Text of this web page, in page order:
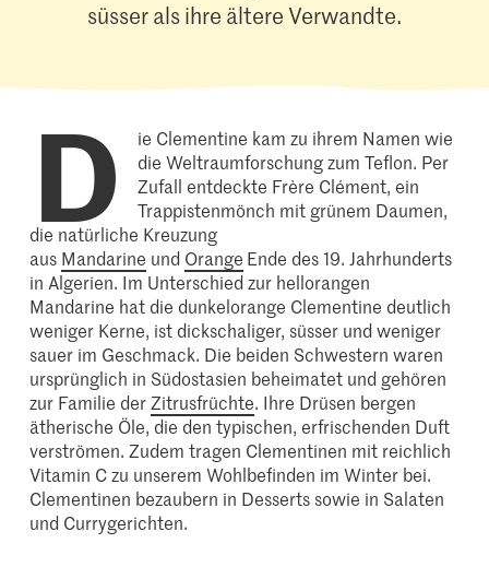
süsser als ihre ältere Verwandte.
D
ie Clementine kam zu ihrem Namen wie
die Weltraumforschung zum Teflon. Per
Zufall entdeckte Frère Clément, ein
Trappistenmönch mit grünem Daumen,
die natürliche Kreuzung
aus Mandarine und Orange Ende des 19. Jahrhunderts
in Algerien. Im Unterschied zur hellorangen
Mandarine hat die dunkelorange Clementine deutlich
weniger Kerne, ist dickschaliger, süsser und weniger
sauer im Geschmack. Die beiden Schwestern waren
ursprünglich in Südostasien beheimatet und gehören
zur Familie derZitrusfrüchte. Ihre Drüsen bergen
ätherische Öle, die den typischen, erfrischenden Duft
verströmen. Zudem tragen Clementinen mit reichlich
Vitamin C zu unserem Wohlbefinden im Winter bei.
Clementinen bezaubern in Desserts sowie in Salaten
und Currygerichten.